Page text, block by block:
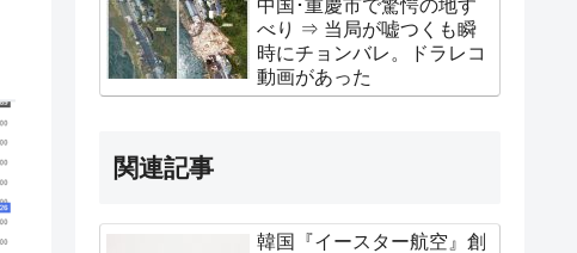
中国･重慶市で驚愕の地す
べり ⇒ 当局が嘘つくも瞬
時にチョンバレ。ドラレコ
動画があった
関連記事
韓国『イースター航空』創